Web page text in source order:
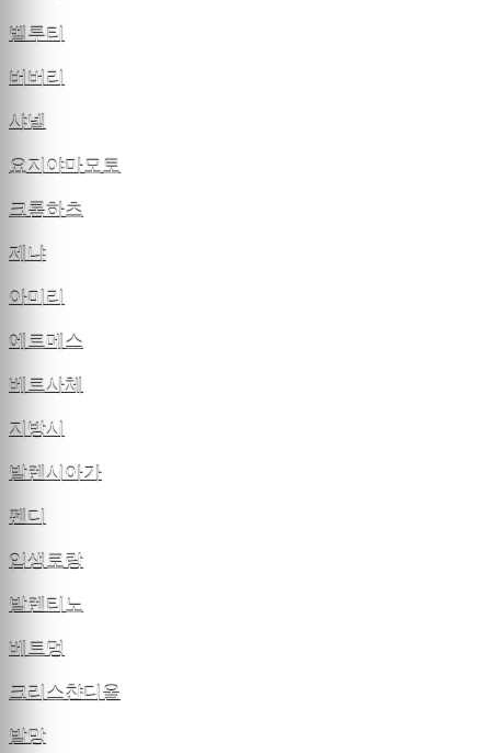
벨루티
버버리
샤넬
요지야마모토
크롬하츠
제냐
아미리
에르메스
베르사체
지방시
발렌시아가
펜디
입생로랑
발렌티노
베트멍
크리스챤디올
발망